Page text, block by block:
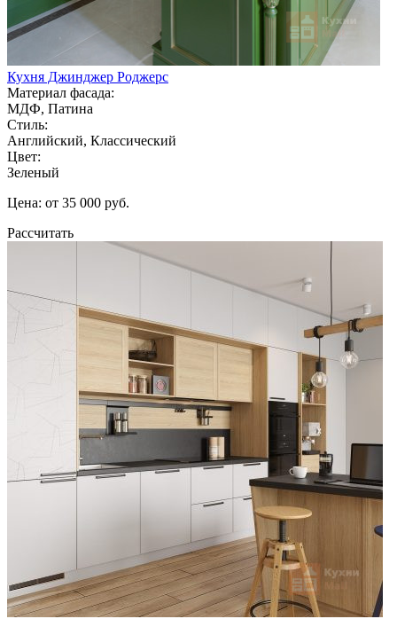
Кухня Джинджер Роджерс
Материал фасада:
МДФ, Патина
Стиль:
Английский, Классический
Цвет:
Зеленый
Цена: от 35 000 руб.
Рассчитать